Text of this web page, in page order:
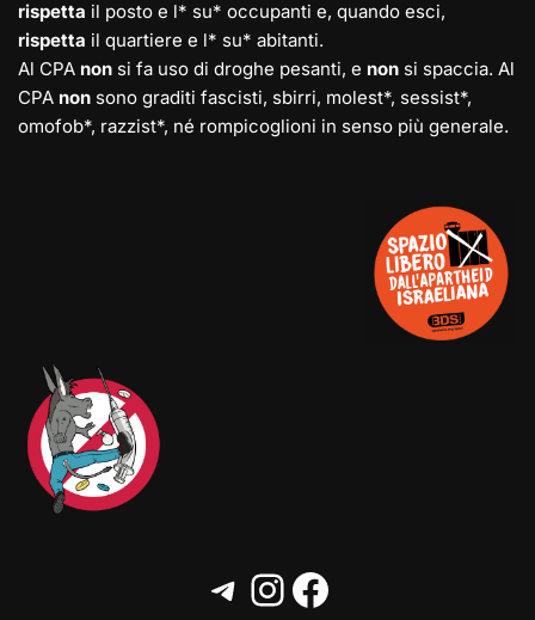
rispetta il posto e l* su* occupanti e, quando esci,
rispetta il quartiere e l* su* abitanti.
Al CPA non si fa uso di droghe pesanti, e non si spaccia. Al
CPA non sono graditi fascisti, sbirri, molest*, sessist*,
omofob*, razzist*, né rompicoglioni in senso più generale.